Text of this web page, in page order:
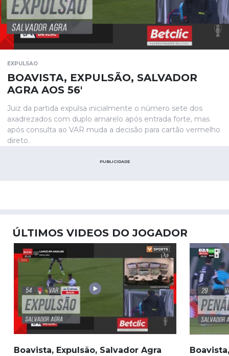
EXPULSAO
BOAVISTA, EXPULSÃO, SALVADOR
AGRA AOS 56'
Juiz da partida expulsa inicialmente o número sete dos
axadrezados com duplo amarelo após entrada forte, mas
após consulta ao VAR muda a decisão para cartão vermelho
direto.
PUBLICIDADE
ÚLTIMOS VIDEOS DO JOGADOR
Boavista, Expulsão, Salvador Agra